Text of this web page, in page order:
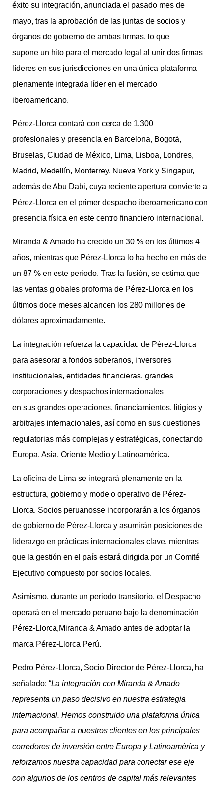
éxito su integración, anunciada el pasado mes de
mayo, tras la aprobación de las juntas de socios y
órganos de gobierno de ambas firmas, lo que
supone un hito para el mercado legal al unir dos firmas
líderes en sus jurisdicciones en una única plataforma
plenamente integrada líder en el mercado
iberoamericano.
Pérez-Llorca contará con cerca de 1.300
profesionales y presencia en Barcelona, Bogotá,
Bruselas, Ciudad de México, Lima, Lisboa, Londres,
Madrid, Medellín, Monterrey, Nueva York y Singapur,
además de Abu Dabi, cuya reciente apertura convierte a
Pérez-Llorca en el primer despacho iberoamericano con
presencia física en este centro financiero internacional.
Miranda & Amado ha crecido un 30 % en los últimos 4
años, mientras que Pérez-Llorca lo ha hecho en más de
un 87 % en este periodo. Tras la fusión, se estima que
las ventas globales proforma de Pérez-Llorca en los
últimos doce meses alcancen los 280 millones de
dólares aproximadamente.
La integración refuerza la capacidad de Pérez-Llorca
para asesorar a fondos soberanos, inversores
institucionales, entidades financieras, grandes
corporaciones y despachos internacionales
en sus grandes operaciones, financiamientos, litigios y
arbitrajes internacionales, así como en sus cuestiones
regulatorias más complejas y estratégicas, conectando
Europa, Asia, Oriente Medio y Latinoamérica.
La oficina de Lima se integrará plenamente en la
estructura, gobierno y modelo operativo de Pérez-
Llorca. Socios peruanosse incorporarán a los órganos
de gobierno de Pérez-Llorca y asumirán posiciones de
liderazgo en prácticas internacionales clave, mientras
que la gestión en el país estará dirigida por un Comité
Ejecutivo compuesto por socios locales.
Asimismo, durante un periodo transitorio, el Despacho
operará en el mercado peruano bajo la denominación
Pérez-Llorca,Miranda & Amado antes de adoptar la
marca Pérez-Llorca Perú.
Pedro Pérez-Llorca, Socio Director de Pérez-Llorca, ha
señalado: “La integración con Miranda & Amado
representa un paso decisivo en nuestra estrategia
internacional. Hemos construido una plataforma única
para acompañar a nuestros clientes en los principales
corredores de inversión entre Europa y Latinoamérica y
reforzamos nuestra capacidad para conectar ese eje
con algunos de los centros de capital más relevantes